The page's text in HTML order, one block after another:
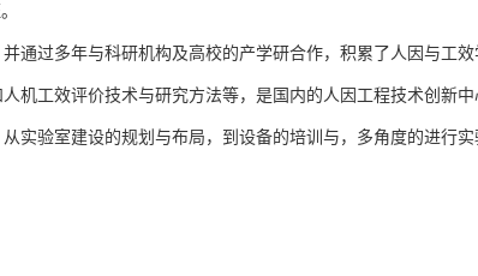
通过多年与科研机构及高校的产学研合作，积累了人因与工
机工效评价技术与研究方法等，是国内的人因工程技术创新
实验室建设的规划与布局，到设备的培训与，多角度的进行